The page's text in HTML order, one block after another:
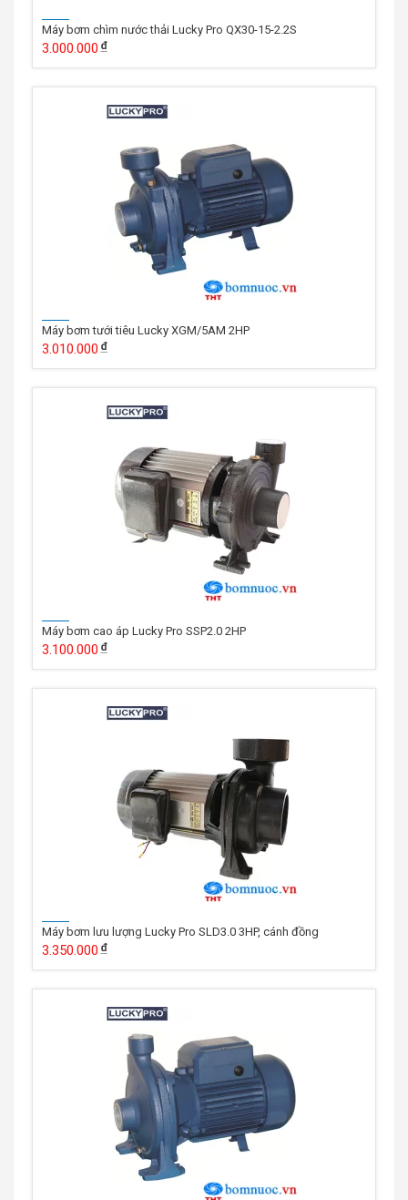
Máy bơm chìm nước thải Lucky Pro QX30-15-2.2S
3.000.000
Máy bơm tưới tiêu Lucky XGM/5AM 2HP
3.010.000
Máy bơm cao áp Lucky Pro SSP2.0 2HP
3.100.000
Máy bơm lưu lượng Lucky Pro SLD3.0 3HP, cánh đồng
3.350.000